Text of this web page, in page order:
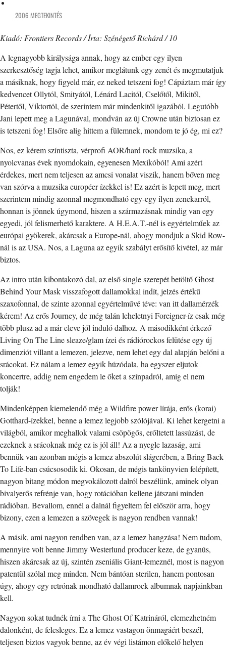
2006 MEGTEKINTÉS
Kiadó: Frontiers Records / Írta: Szénégető Richárd / 10
A legnagyobb királysága annak, hogy az ember egy ilyen
szerkesztőség tagja lehet, amikor meglátunk egy zenét és megmutatjuk
a másiknak, hogy figyeld már, ez neked tetszeni fog! Cápáztam már így
kedvencet Ollytól, Smityától, Lénárd Lacitól, Cselőtől, Mikitől,
Pétertől, Viktortól, de szerintem már mindenkitől igazából. Legutóbb
Jani lepett meg a Lagunával, mondván az új Crowne után biztosan ez
is tetszeni fog! Elsőre alig hittem a fülemnek, mondom te jó ég, mi ez?
Nos, ez kérem színtiszta, vérprofi AOR/hard rock muzsika, a
nyolcvanas évek nyomdokain, egyenesen Mexikóból! Ami azért
érdekes, mert nem teljesen az amcsi vonalat viszik, hanem bőven meg
van szórva a muzsika européer ízekkel is! Ez azért is lepett meg, mert
szerintem mindig azonnal megmondható egy-egy ilyen zenekarról,
honnan is jönnek úgymond, hiszen a származásnak mindig van egy
egyedi, jól felismerhető karaktere. A H.E.A.T.-nél is egyértelműek az
európai gyökerek, akárcsak a Europe-nál, ahogy mondjuk a Skid Row-
nál is az USA. Nos, a Laguna az egyik szabályt erősítő kivétel, az már
biztos.
Az intro után kibontakozó dal, az első single szerepét betöltő Ghost
Behind Your Mask visszafogott dallamokkal indít, jelzés értékű
szaxofonnal, de szinte azonnal egyértelművé téve: van itt dallamérzék
kérem! Az erős Journey, de még talán leheletnyi Foreigner-íz csak még
több plusz ad a már eleve jól induló dalhoz. A másodikként érkező
Living On The Line sleaze/glam ízei és rádiórockos felütése egy új
dimenziót villant a lemezen, jelezve, nem lehet egy dal alapján belőni a
srácokat. Ez nálam a lemez egyik húzódala, ha egyszer eljutok
koncertre, addig nem engedem le őket a színpadról, amíg el nem
tolják!
Mindenképpen kiemelendő még a Wildfire power lírája, erős (korai)
Gotthard-ízekkel, benne a lemez legjobb szólójával. Ki lehet kergetni a
világból, amikor meghallok valami csöpögős, erőltetett lassúzást, de
ezeknek a srácoknak még ez is jól áll! Az a nyegle lazaság, ami
bennük van azonban mégis a lemez abszolút slágerében, a Bring Back
To Life-ban csúcsosodik ki. Okosan, de mégis tankönyvien felépített,
nagyon bitang módon megvokálozott dalról beszélünk, aminek olyan
bivalyerős refrénje van, hogy rotációban kellene játszani minden
rádióban. Bevallom, ennél a dalnál figyeltem fel először arra, hogy
bizony, ezen a lemezen a szövegek is nagyon rendben vannak!
A másik, ami nagyon rendben van, az a lemez hangzása! Nem tudom,
mennyire volt benne Jimmy Westerlund producer keze, de gyanús,
hiszen akárcsak az új, szintén zseniális Giant-lemeznél, most is nagyon
patentül szólal meg minden. Nem bántóan sterilen, hanem pontosan
úgy, ahogy egy retrónak mondható dallamrock albumnak napjainkban
kell.
Nagyon sokat tudnék írni a The Ghost Of Katrináról, elemezhetném
dalonként, de felesleges. Ez a lemez vastagon önmagáért beszél,
teljesen biztos vagyok benne, az év végi listámon előkelő helyen